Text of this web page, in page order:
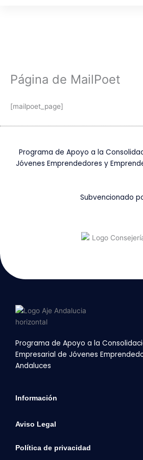
Página de MailPoet
[mailpoet_page]
Programa de Apoyo a la
Jóvenes Emprendedores y
Subvencionado
Programa de Apoyo a la
Empresarial de Jóvenes
Andaluces
Información
Aviso Legal
Política de privacidad